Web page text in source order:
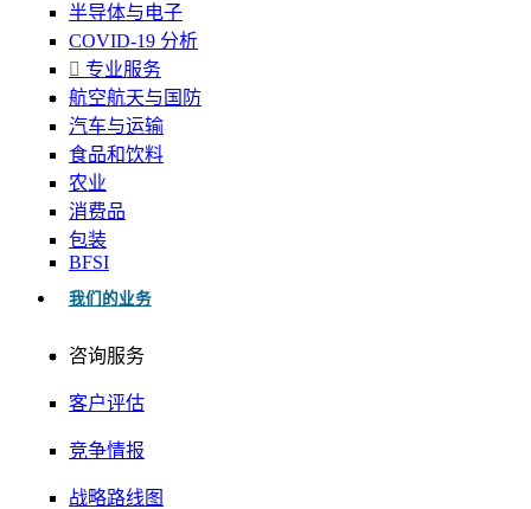
半导体与电子
COVID-19 分析
专业服务
航空航天与国防
汽车与运输
食品和饮料
农业
消费品
包装
BFSI
我们的业务
咨询服务
客户评估
竞争情报
战略路线图